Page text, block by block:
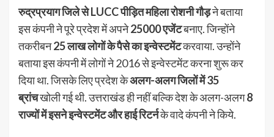
रुद्रप्रयाग जिले से LUCC पीड़ित महिला रोशनी गौड़ने बताया
इस कंपनी ने पूरे प्रदेश में अपने25000 एजेंटबनाए. जिन्होंने
तकरीबन25 लाख लोगों के पैसे का इन्वेस्टमेंटकरवाया. उन्होंने
बताया इस कंपनी में लोगों ने 2016 से इन्वेस्टमेंट करना शुरू कर
दिया था. जिसके लिए प्रदेश केअलग-अलग जिलों में 35
ब्रांचखोली गई थी. उत्तराखंड ही नहीं बल्कि देश के अलग-अलग8
राज्यों में इसने इन्वेस्टमेंट और हाई रिटर्नके वादे कंपनी ने किये.